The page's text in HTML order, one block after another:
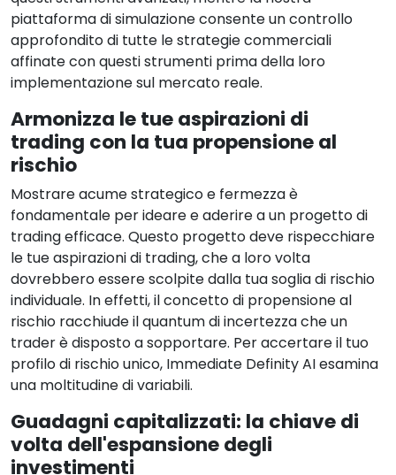
piattaforma di simulazione consente un controllo
approfondito di tutte le strategie commerciali
affinate con questi strumenti prima della loro
implementazione sul mercato reale.
Armonizza le tue aspirazioni di
trading con la tua propensione al
rischio
Mostrare acume strategico e fermezza è
fondamentale per ideare e aderire a un progetto di
trading efficace. Questo progetto deve rispecchiare
le tue aspirazioni di trading, che a loro volta
dovrebbero essere scolpite dalla tua soglia di rischio
individuale. In effetti, il concetto di propensione al
rischio racchiude il quantum di incertezza che un
trader è disposto a sopportare. Per accertare il tuo
profilo di rischio unico, Immediate Definity AI esamina
una moltitudine di variabili.
Guadagni capitalizzati: la chiave di
volta dell'espansione degli
investimenti